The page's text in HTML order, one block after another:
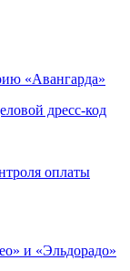
«Авангарда»
дресс-код
оплаты
и «Эльдорадо»